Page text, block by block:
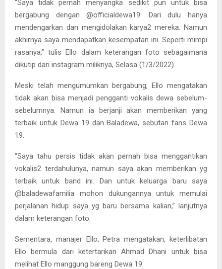
“Saya tidak pernah menyangka sedikit pun untuk bisa
bergabung dengan @officialdewa19. Dari dulu hanya
mendengarkan dan mengidolakan karya2 mereka. Namun
akhirnya saya mendapatkan kesempatan ini. Seperti mimpi
rasanya,” tulis Ello dalam keterangan foto sebagaimana
dikutip dari instagram miliknya, Selasa (1/3/2022).
Meski telah mengumumkan bergabung, Ello mengatakan
tidak akan bisa menjadi pengganti vokalis dewa sebelum-
sebelumnya. Namun ia berjanji akan memberikan yang
terbaik untuk Dewa 19 dan Baladewa, sebutan fans Dewa
19.
“Saya tahu persis tidak akan pernah bisa menggantikan
vokalis2 terdahulunya, namun saya akan memberikan yg
terbaik untuk band ini. Dan untuk keluarga baru saya
@baladewafamilia mohon dukungannya untuk memulai
perjalanan hidup saya yg baru bersama kalian,” lanjutnya
dalam keterangan foto.
Sementara, manajer Ello, Petra mengatakan, keterlibatan
Ello bermula dari ketertarikan Ahmad Dhani untuk bisa
melihat Ello manggung bareng Dewa 19.